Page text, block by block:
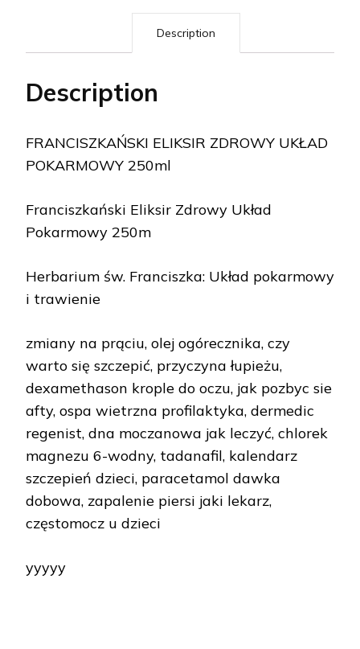
Description
Description
FRANCISZKAŃSKI ELIKSIR ZDROWY UKŁAD
POKARMOWY 250ml
Franciszkański Eliksir Zdrowy Układ
Pokarmowy 250m
Herbarium św. Franciszka: Układ pokarmowy
i trawienie
zmiany na prąciu, olej ogórecznika, czy
warto się szczepić, przyczyna łupieżu,
dexamethason krople do oczu, jak pozbyc sie
afty, ospa wietrzna profilaktyka, dermedic
regenist, dna moczanowa jak leczyć, chlorek
magnezu 6-wodny, tadanafil, kalendarz
szczepień dzieci, paracetamol dawka
dobowa, zapalenie piersi jaki lekarz,
częstomocz u dzieci
yyyyy